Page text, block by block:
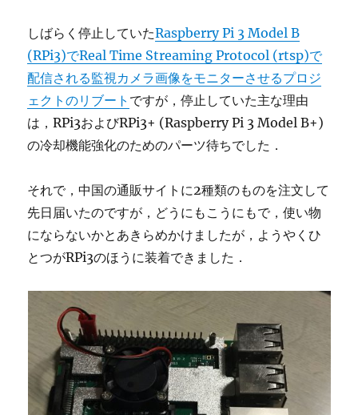
しばらく停止していたRaspberry Pi 3 Model B
(RPi3)でReal Time Streaming Protocol (rtsp)で
配信される監視カメラ画像をモニターさせるプロジ
ェクトのリブート ですが，停止していた主な理由
は，RPi3およびRPi3+ (Raspberry Pi 3 Model B+)
の冷却機能強化のためのパーツ待ちでした．
それで，中国の通販サイトに2種類のものを注文して
先日届いたのですが，どうにもこうにもで，使い物
にならないかとあきらめかけましたが，ようやくひ
とつがRPi3のほうに装着できました．